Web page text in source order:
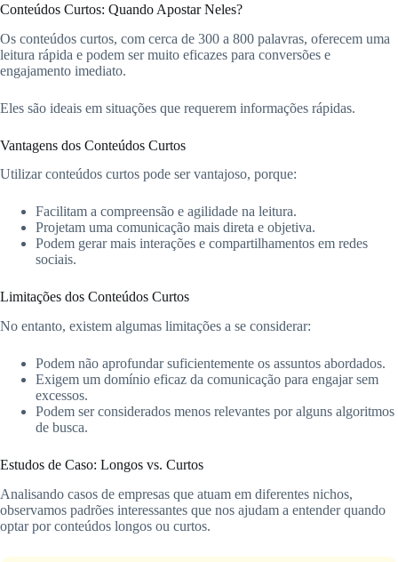
Conteúdos Curtos: Quando Apostar Neles?
Os conteúdos curtos, com cerca de 300 a 800 palavras, oferecem uma
leitura rápida e podem ser muito eficazes para conversões e
engajamento imediato.
Eles são ideais em situações que requerem informações rápidas.
Vantagens dos Conteúdos Curtos
Utilizar conteúdos curtos pode ser vantajoso, porque:
Facilitam a compreensão e agilidade na leitura.
Projetam uma comunicação mais direta e objetiva.
Podem gerar mais interações e compartilhamentos em redes
sociais.
Limitações dos Conteúdos Curtos
No entanto, existem algumas limitações a se considerar:
Podem não aprofundar suficientemente os assuntos abordados.
Exigem um domínio eficaz da comunicação para engajar sem
excessos.
Podem ser considerados menos relevantes por alguns algoritmos
de busca.
Estudos de Caso: Longos vs. Curtos
Analisando casos de empresas que atuam em diferentes nichos,
observamos padrões interessantes que nos ajudam a entender quando
optar por conteúdos longos ou curtos.